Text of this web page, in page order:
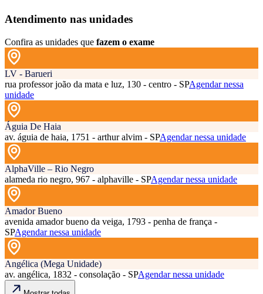
Atendimento nas unidades
Confira as unidades que fazem o exame
LV - Barueri
rua professor joão da mata e luz, 130 - centro - SPAgendar nessa
unidade
Águia De Haia
av. águia de haia, 1751 - arthur alvim - SPAgendar nessa unidade
AlphaVille – Rio Negro
alameda rio negro, 967 - alphaville - SPAgendar nessa unidade
Amador Bueno
avenida amador bueno da veiga, 1793 - penha de frança -
SPAgendar nessa unidade
Angélica (Mega Unidade)
av. angélica, 1832 - consolação - SPAgendar nessa unidade